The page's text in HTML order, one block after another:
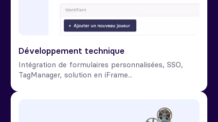
Développement technique
Intégration de formulaires personnalisées, SSO,
TagManager, solution en iFrame...